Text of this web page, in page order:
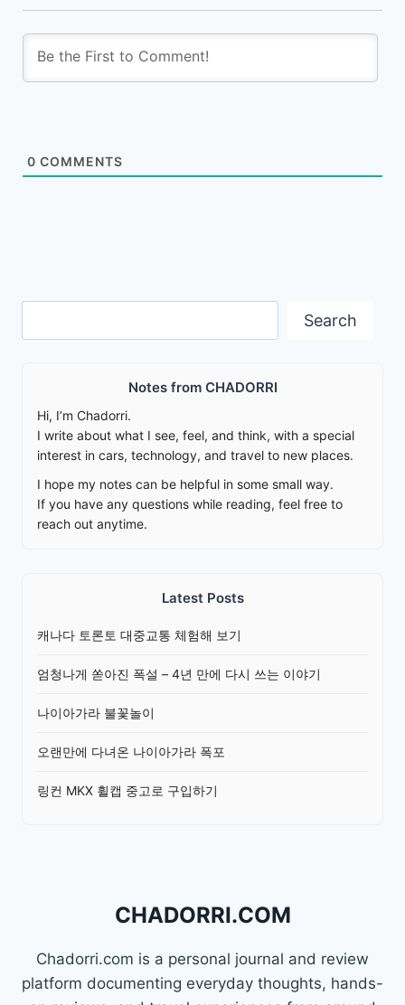
0 COMMENTS
Search
Notes from CHADORRI
Hi, I’m Chadorri.
I write about what I see, feel, and think, with a special
interest in cars, technology, and travel to new places.
I hope my notes can be helpful in some small way.
If you have any questions while reading, feel free to
reach out anytime.
Latest Posts
캐나다 토론토 대중교통 체험해 보기
엄청나게 쏟아진 폭설 – 4년 만에 다시 쓰는 이야기
나이아가라 불꽃놀이
오랜만에 다녀온 나이아가라 폭포
링컨 MKX 휠캡 중고로 구입하기
CHADORRI.COM
Chadorri.com is a personal journal and review
platform documenting everyday thoughts, hands-